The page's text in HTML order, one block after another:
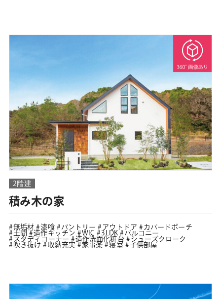
2階建
積み木の家
無垢材 漆喰 パントリー アウトドア
カバードポーチ
土間
造作キッチン WIC 3LDK
バルコニー
スタディコーナー
造作洗面化粧台
シューズクローク
吹き抜け
収納充実 家事楽 寝室 子供部屋